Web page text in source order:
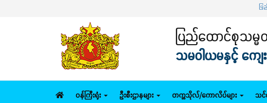
ပြည်ထောင်စုဝ
ပြည်ထောင်စုသမ္
သမဝါယမနှင့် ကျေ
ဝန်ကြီးရုံး ဦးစီးဌာနများ တက္ကသိုလ်/ကောလိပ်များ သင်